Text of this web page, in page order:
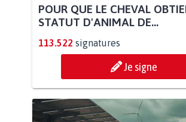
POUR QUE LE CHEVAL
STATUT D'ANIMAL DE...
113.522 signatures
Je signe